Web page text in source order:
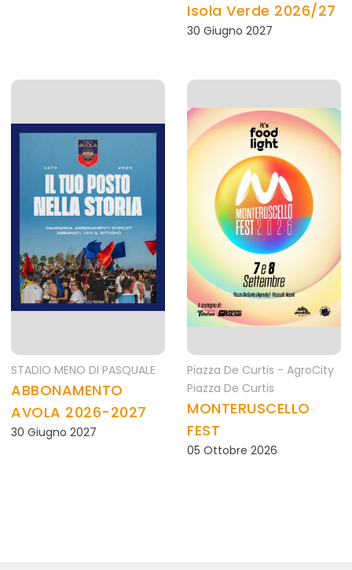
Isola Verde 2026/27
30 Giugno 2027
STADIO MENO DI PASQUALE
ABBONAMENTO
AVOLA 2026-2027
30 Giugno 2027
Piazza De Curtis - AgroCity
Piazza De Curtis
MONTERUSCELLO
FEST
05 Ottobre 2026